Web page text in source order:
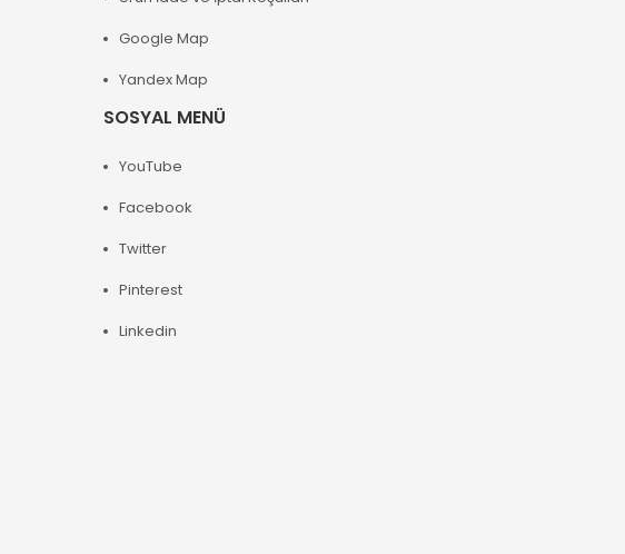
Google Map
Yandex Map
SOSYAL MENÜ
YouTube
Facebook
Twitter
Pinterest
Linkedin